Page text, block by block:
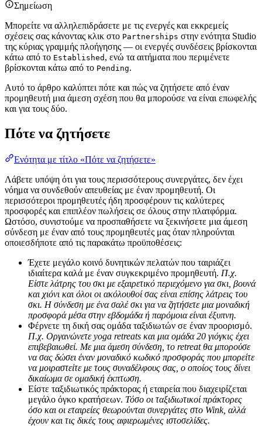
Σημείωση
Μπορείτε να αλληλεπιδράσετε με τις ενεργές και εκκρεμείς
σχέσεις σας κάνοντας κλικ στο Partnerships στην ενότητα Studio
της κύριας γραμμής πλοήγησης — οι ενεργές συνδέσεις βρίσκονται
κάτω από το Established , ενώ τα αιτήματα που περιμένετε
βρίσκονται κάτω από το Pending.
Αυτό το άρθρο καλύπτει πότε και πώς να ζητήσετε από έναν
προμηθευτή μια άμεση σχέση που θα μπορούσε να είναι επωφελής
και για τους δύο.
Πότε να ζητήσετε
Ενότητα με τίτλο «Πότε να ζητήσετε»
Λάβετε υπόψη ότι για τους περισσότερους συνεργάτες, δεν έχει
νόημα να συνδεθούν απευθείας με έναν προμηθευτή. Οι
περισσότεροι προμηθευτές ήδη προσφέρουν τις καλύτερες
προσφορές και επιπλέον πωλήσεις σε όλους στην πλατφόρμα.
Ωστόσο, συνιστούμε να προσπαθήσετε να ξεκινήσετε μια άμεση
σύνδεση με έναν από τους προμηθευτές μας όταν πληρούνται
οποιεσδήποτε από τις παρακάτω προϋποθέσεις:
Έχετε μεγάλο κοινό δυνητικών πελατών που ταιριάζει
ιδιαίτερα καλά με έναν συγκεκριμένο προμηθευτή. Π.χ.
Είστε λάτρης του σκι με εξαιρετικό περιεχόμενο για σκι, βουνά
και χιόνι και όλοι οι ακόλουθοί σας είναι επίσης λάτρεις του
σκι. Η σύνδεση με ένα σαλέ σκι για να ζητήσετε μια μοναδική
προσφορά μέσα στην εβδομάδα ή παρόμοια είναι έξυπνη.
Φέρνετε τη δική σας ομάδα ταξιδιωτών σε έναν προορισμό.
Π.χ. Οργανώνετε yoga retreats και μια ομάδα 20 γιόγκις έχει
επιβεβαιωθεί. Με μια άμεση σύνδεση, το retreat θα μπορούσε
να σας δώσει έναν μοναδικό κωδικό προσφοράς που μπορείτε
να μοιραστείτε με τους συναδέλφους σας, ο οποίος τους δίνει
δικαίωμα σε ομαδική έκπτωση.
Είστε ταξιδιωτικός πράκτορας ή εταιρεία που διαχειρίζεται
μεγάλο όγκο κρατήσεων. Τόσο οι ταξιδιωτικοί πράκτορες
όσο και οι εταιρείες θεωρούνται συνεργάτες στο Wink, αλλά
έχουν και τις δικές τους αφιερωμένες ιστοσελίδες.